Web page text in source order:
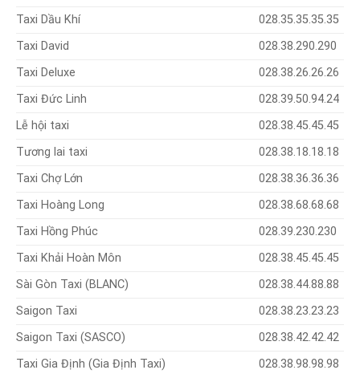
Taxi Dầu Khí
028.35.35.35.35
Taxi David
028.38.290.290
Taxi Deluxe
028.38.26.26.26
Taxi Đức Linh
028.39.50.94.24
Lễ hội taxi
028.38.45.45.45
Tương lai taxi
028.38.18.18.18
Taxi Chợ Lớn
028.38.36.36.36
Taxi Hoàng Long
028.38.68.68.68
Taxi Hồng Phúc
028.39.230.230
Taxi Khải Hoàn Môn
028.38.45.45.45
Sài Gòn Taxi (BLANC)
028.38.44.88.88
Saigon Taxi
028.38.23.23.23
Saigon Taxi (SASCO)
028.38.42.42.42
Taxi Gia Định (Gia Định Taxi)
028.38.98.98.98